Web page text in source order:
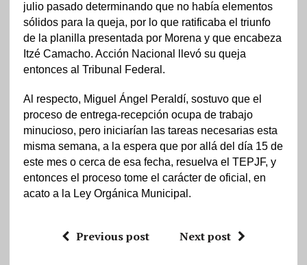
julio pasado determinando que no había elementos
sólidos para la queja, por lo que ratificaba el triunfo
de la planilla presentada por Morena y que encabeza
Itzé Camacho. Acción Nacional llevó su queja
entonces al Tribunal Federal.
Al respecto, Miguel Ángel Peraldí, sostuvo que el
proceso de entrega-recepción ocupa de trabajo
minucioso, pero iniciarían las tareas necesarias esta
misma semana, a la espera que por allá del día 15 de
este mes o cerca de esa fecha, resuelva el TEPJF, y
entonces el proceso tome el carácter de oficial, en
acato a la Ley Orgánica Municipal.
Previous post Next post